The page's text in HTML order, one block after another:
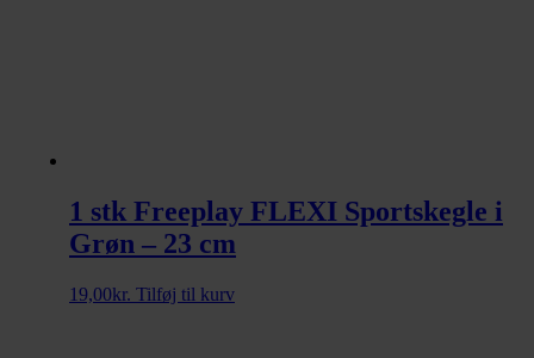
1 stk Freeplay FLEXI Sportskegle i
Grøn – 23 cm
19,00kr. Tilføj til kurv